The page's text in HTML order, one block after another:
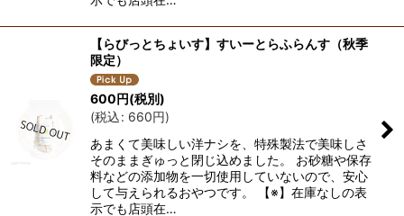
【らびっとちょいす】すいーとらふらんす（秋季
限定）
600円(税別)
(税込: 660円)
あまくて美味しい洋ナシを、特殊製法で美味しさ
そのままぎゅっと閉じ込めました。 お砂糖や保存
料などの添加物を一切使用していないので、安心
して与えられるおやつです。 【※】在庫なしの表
示でも店頭在…